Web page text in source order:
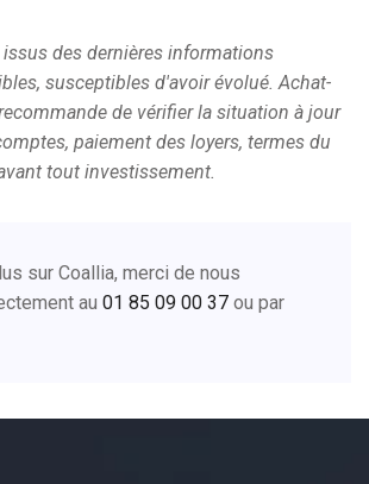
des dernières informations
susceptibles d'avoir évolué. Achat-
de vérifier la situation à jour
paiement des loyers, termes du
tout investissement.
sur Coallia, merci de nous
au 01 85 09 00 37 ou par